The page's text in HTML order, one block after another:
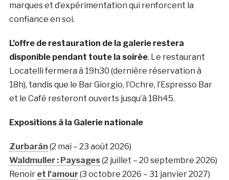
marques et d’expérimentation qui renforcent la
confiance en soi.
L’offre de restauration de la galerie restera
disponible pendant toute la soirée. Le restaurant
Locatelli fermera à 19h30 (dernière réservation à
18h), tandis que le Bar Giorgio, l’Ochre, l’Espresso Bar
et le Café resteront ouverts jusqu’à 18h45.
Expositions à la Galerie nationale
Zurbarán (2 mai – 23 août 2026)
Waldmuller : Paysages(2 juillet – 20 septembre 2026)
Renoir et l’amour(3 octobre 2026 – 31 janvier 2027)